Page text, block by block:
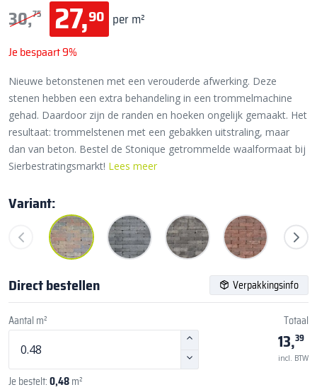
30,75 27,90 per m²
Je bespaart 9%
Nieuwe betonstenen met een verouderde afwerking. Deze
stenen hebben een extra behandeling in een trommelmachine
gehad. Daardoor zijn de randen en hoeken ongelijk gemaakt. Het
resultaat: trommelstenen met een gebakken uitstraling, maar
dan van beton. Bestel de Stonique getrommelde waalformaat bij
Sierbestratingsmarkt! Lees meer
Variant:
Direct bestellen Verpakkingsinfo
Aantal m²
Je bestelt:0,48m²
Totaal
13,39
incl. BTW